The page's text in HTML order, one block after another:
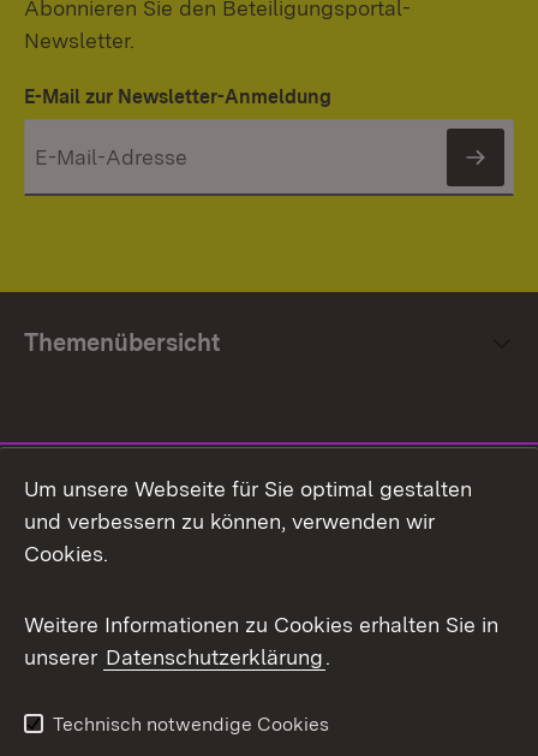
Abonnieren Sie den Beteiligungsportal-
Newsletter.
E-Mail zur Newsletter-Anmeldung
Themenübersicht
Facebook
X / Twitter
Youtube
Um unsere Webseite für Sie optimal gestalten
und verbessern zu können, verwenden wir
Cookies.
Weitere Informationen zu Cookies erhalten Sie in
unserer Datenschutzerklärung.
Technisch notwendige Cookies